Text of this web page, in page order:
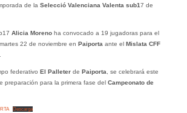
de la Selecció Valenciana Valenta sub17 de
Alicia Morenoha convocado a 19 jugadoras para el
22 de noviembre en Paiporta ante el Mislata CFF
federativo El Palleter de Paiporta , se celebrará este
preparación para la primera fase del Campeonato de
Descarga